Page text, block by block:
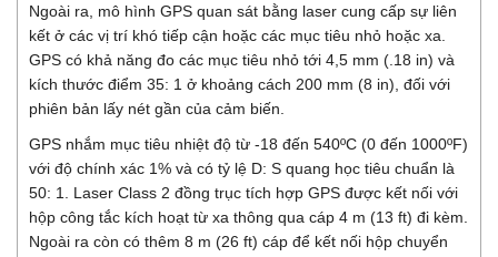
Ngoài ra, mô hình GPS quan sát bằng laser cung cấp sự liên
kết ở các vị trí khó tiếp cận hoặc các mục tiêu nhỏ hoặc xa.
GPS có khả năng đo các mục tiêu nhỏ tới 4,5 mm (.18 in) và
kích thước điểm 35: 1 ở khoảng cách 200 mm (8 in), đối với
phiên bản lấy nét gần của cảm biến.
GPS nhắm mục tiêu nhiệt độ từ -18 đến 540ºC (0 đến 1000ºF)
với độ chính xác 1% và có tỷ lệ D: S quang học tiêu chuẩn là
50: 1. Laser Class 2 đồng trục tích hợp GPS được kết nối với
hộp công tắc kích hoạt từ xa thông qua cáp 4 m (13 ft) đi kèm.
Ngoài ra còn có thêm 8 m (26 ft) cáp để kết nối hộp chuyển